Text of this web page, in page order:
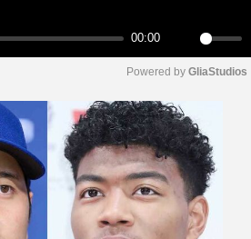
00:00
M
u
e
Powered by GliaStudios